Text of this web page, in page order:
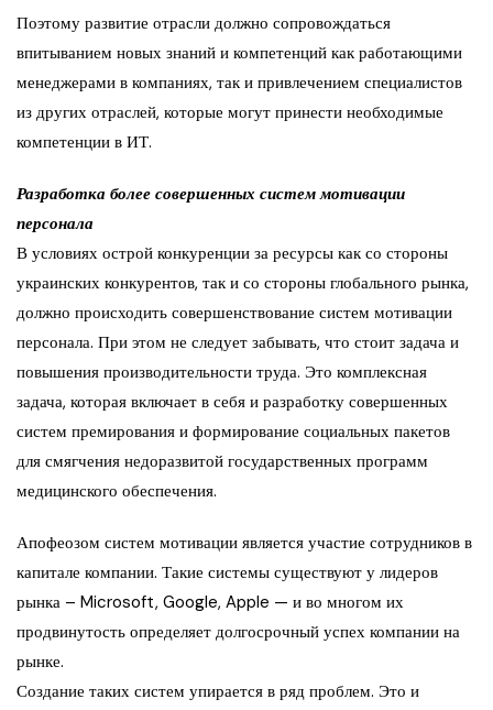
Поэтому развитие отрасли должно сопровождаться
впитыванием новых знаний и компетенций как работающими
менеджерами в компаниях, так и привлечением специалистов
из других отраслей, которые могут принести необходимые
компетенции в ИТ.
Разработка более совершенных систем мотивации
персонала
В условиях острой конкуренции за ресурсы как со стороны
украинских конкурентов, так и со стороны глобального рынка,
должно происходить совершенствование систем мотивации
персонала. При этом не следует забывать, что стоит задача и
повышения производительности труда. Это комплексная
задача, которая включает в себя и разработку совершенных
систем премирования и формирование социальных пакетов
для смягчения недоразвитой государственных программ
медицинского обеспечения.
Апофеозом систем мотивации является участие сотрудников в
капитале компании. Такие системы существуют у лидеров
рынка – Microsoft, Google, Apple — и во многом их
продвинутость определяет долгосрочный успех компании на
рынке.
Создание таких систем упирается в ряд проблем. Это и